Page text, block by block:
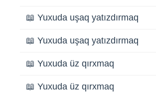
📖 Yuxuda uşaq yatızdırmaq
📖 Yuxuda uşaq yatızdırmaq
📖 Yuxuda üz qırxmaq
📖 Yuxuda üz qırxmaq